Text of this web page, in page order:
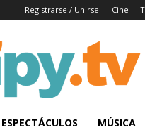
Registrarse / Unirse Cine
ESPECTÁCULOS MÚSICA